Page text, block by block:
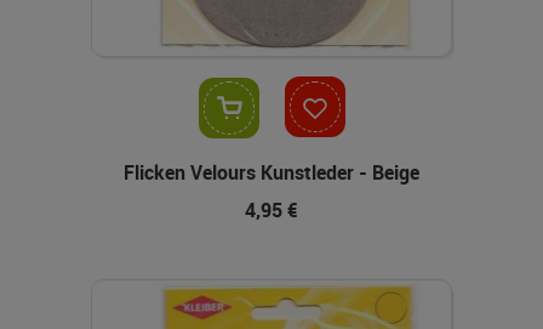
Flicken Velours Kunstleder - Beige
4,95 €